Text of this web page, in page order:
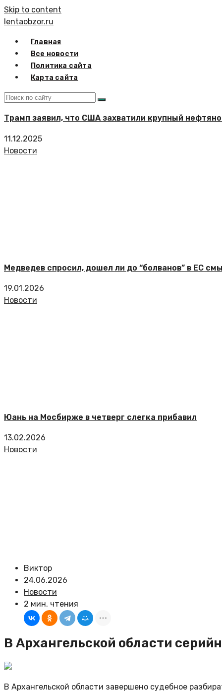
Skip to content
lentaobzor.ru
Главная
Все новости
Политика сайта
Карта сайта
Трамп заявил, что США захватили крупный
11.12.2025
Новости
Медведев спросил, дошел ли до “болванов” в ЕС
19.01.2026
Новости
Юань на Мосбирже в четверг слегка прибавил
13.02.2026
Новости
Виктор
24.06.2026
Новости
2 мин. чтения
В Архангельской области
В Архангельской области завершено судебное